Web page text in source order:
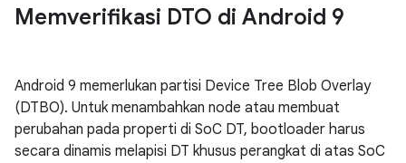
Memverifikasi DTO di Android 9
Android 9 memerlukan partisi Device Tree Blob Overlay
(DTBO). Untuk menambahkan node atau membuat
perubahan pada properti di SoC DT, bootloader harus
secara dinamis melapisi DT khusus perangkat di atas SoC